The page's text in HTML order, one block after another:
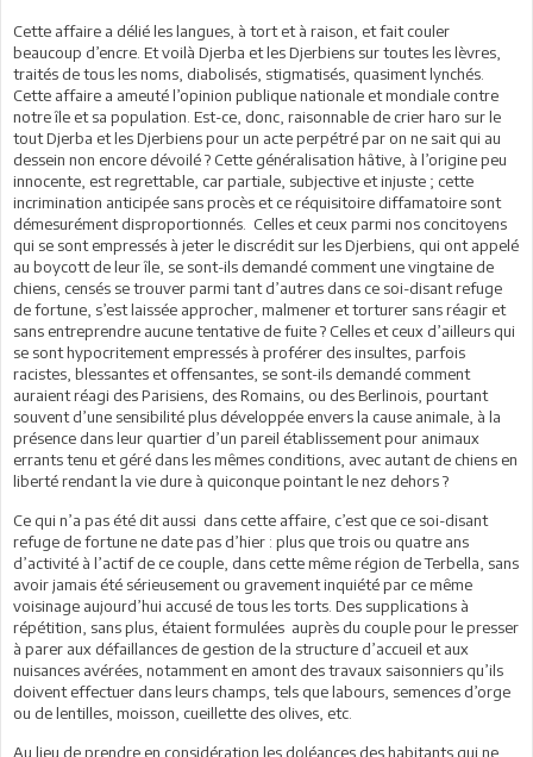
Cette affaire a délié les langues, à tort et à raison, et fait couler
beaucoup d’encre. Et voilà Djerba et les Djerbiens sur toutes les lèvres,
traités de tous les noms, diabolisés, stigmatisés, quasiment lynchés.
Cette affaire a ameuté l’opinion publique nationale et mondiale contre
notre île et sa population. Est-ce, donc, raisonnable de crier haro sur le
tout Djerba et les Djerbiens pour un acte perpétré par on ne sait qui au
dessein non encore dévoilé ? Cette généralisation hâtive, à l’origine peu
innocente, est regrettable, car partiale, subjective et injuste ; cette
incrimination anticipée sans procès et ce réquisitoire diffamatoire sont
démesurément disproportionnés. Celles et ceux parmi nos concitoyens
qui se sont empressés à jeter le discrédit sur les Djerbiens, qui ont appelé
au boycott de leur île, se sont-ils demandé comment une vingtaine de
chiens, censés se trouver parmi tant d’autres dans ce soi-disant refuge
de fortune, s’est laissée approcher, malmener et torturer sans réagir et
sans entreprendre aucune tentative de fuite ? Celles et ceux d’ailleurs qui
se sont hypocritement empressés à proférer des insultes, parfois
racistes, blessantes et offensantes, se sont-ils demandé comment
auraient réagi des Parisiens, des Romains, ou des Berlinois, pourtant
souvent d’une sensibilité plus développée envers la cause animale, à la
présence dans leur quartier d’un pareil établissement pour animaux
errants tenu et géré dans les mêmes conditions, avec autant de chiens en
liberté rendant la vie dure à quiconque pointant le nez dehors ?
Ce qui n’a pas été dit aussi dans cette affaire, c’est que ce soi-disant
refuge de fortune ne date pas d’hier : plus que trois ou quatre ans
d’activité à l’actif de ce couple, dans cette même région de Terbella, sans
avoir jamais été sérieusement ou gravement inquiété par ce même
voisinage aujourd’hui accusé de tous les torts. Des supplications à
répétition, sans plus, étaient formulées auprès du couple pour le presser
à parer aux défaillances de gestion de la structure d’accueil et aux
nuisances avérées, notamment en amont des travaux saisonniers qu’ils
doivent effectuer dans leurs champs, tels que labours, semences d’orge
ou de lentilles, moisson, cueillette des olives, etc.
Au lieu de prendre en considération les doléances des habitants qui ne